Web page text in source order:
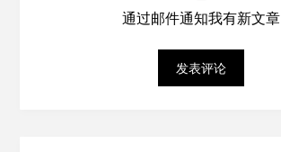
通过邮件通知我有新文章